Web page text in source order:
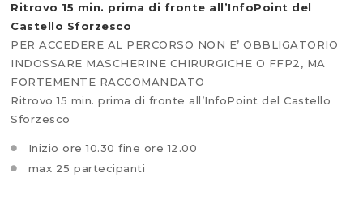
Ritrovo 15 min. prima di fronte all’InfoPoint del
Castello Sforzesco
PER ACCEDERE AL PERCORSO NON E’ OBBLIGATORIO
INDOSSARE MASCHERINE CHIRURGICHE O FFP2, MA
FORTEMENTE RACCOMANDATO
Ritrovo 15 min. prima di fronte all’InfoPoint del Castello
Sforzesco
Inizio ore 10.30 fine ore 12.00
max 25 partecipanti